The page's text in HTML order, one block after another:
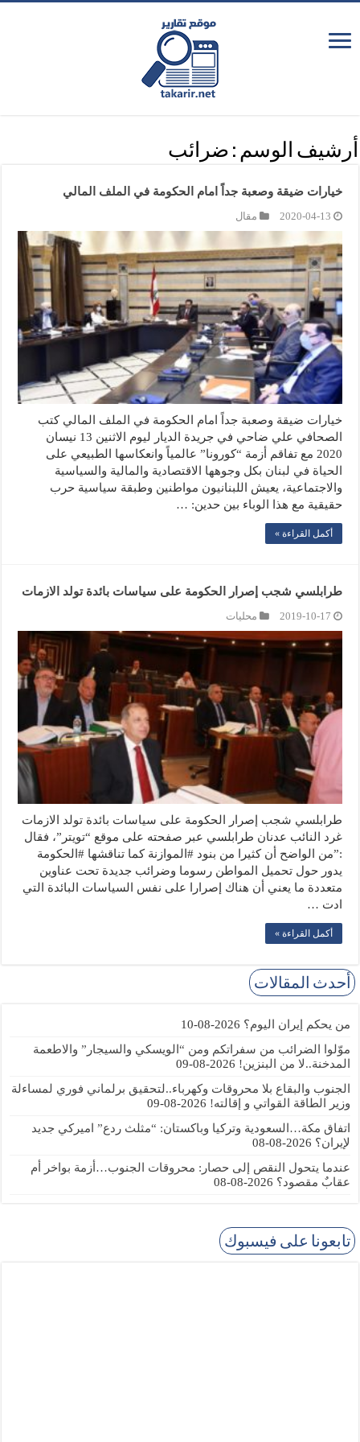
أرشيف الوسم : ضرائب
خيارات ضيقة وصعبة جداً امام الحكومة في الملف المالي
2020-04-13 مقال
خيارات ضيقة وصعبة جداً امام الحكومة في الملف المالي كتب
الصحافي علي ضاحي في جريدة الديار ليوم الاثنين 13 نيسان
2020 مع تفاقم أزمة “كورونا” عالمياً وانعكاسها الطبيعي على
الحياة في لبنان بكل وجوهها الاقتصادية والمالية والسياسية
والاجتماعية، يعيش اللبنانيون مواطنين وطبقة سياسية حرب
حقيقية مع هذا الوباء بين حدين: …
أكمل القراءة »
طرابلسي شجب إصرار الحكومة على سياسات بائدة تولد الازمات
2019-10-17 محليات
طرابلسي شجب إصرار الحكومة على سياسات بائدة تولد الازمات
غرد النائب عدنان طرابلسي عبر صفحته على موقع “تويتر”، فقال
:”من الواضح أن كثيرا من بنود #الموازنة كما تناقشها #الحكومة
يدور حول تحميل المواطن رسوما وضرائب جديدة تحت عناوين
متعددة ما يعني أن هناك إصرارا على نفس السياسات البائدة التي
ادت …
أكمل القراءة »
أحدث المقالات
من يحكم إيران اليوم؟ 2026-08-10
موّلوا الضرائب من سفراتكم ومن “الويسكي والسيجار” والاطعمة
المدخنة..لا من البنزين! 2026-08-09
الجنوب والبقاع بلا محروقات وكهرباء..لتحقيق برلماني فوري لمساءلة
وزير الطاقة القواتي و إقالته! 2026-08-09
اتفاق مكة…السعودية وتركيا وباكستان: “مثلث ردع” اميركي جديد
لإيران؟ 2026-08-08
عندما يتحول النقص إلى حصار: محروقات الجنوب…أزمة بواخر أم
عقابٌ مقصود؟ 2026-08-08
تابعونا على فيسبوك